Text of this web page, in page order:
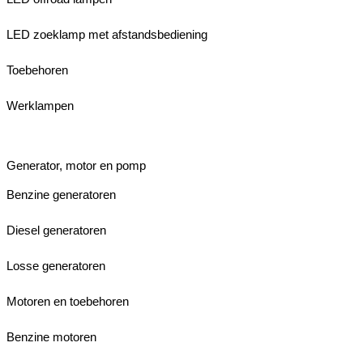
LED zoeklamp met afstandsbediening
Toebehoren
Werklampen
Generator, motor en pomp
Benzine generatoren
Diesel generatoren
Losse generatoren
Motoren en toebehoren
Benzine motoren